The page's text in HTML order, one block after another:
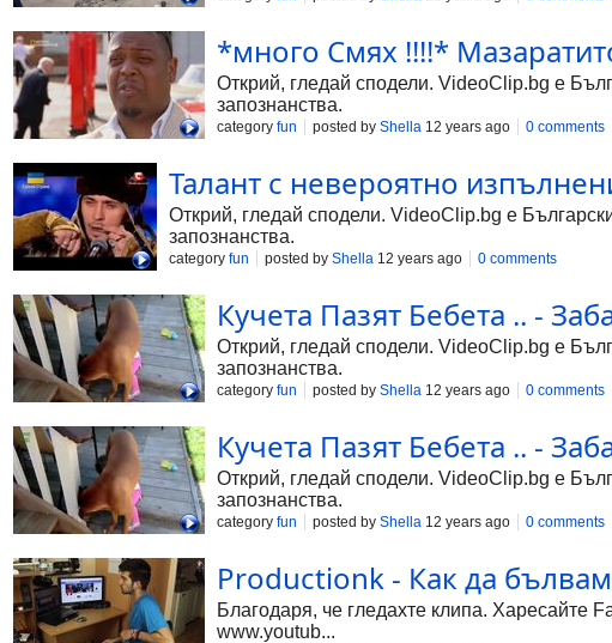
*много Смях !!!!*
Открий, гледай сподели. VideoClip.bg е
запознанства.
category fun posted by Shella 12 years ago 0 comments
Талант с невероятно
Открий, гледай сподели. VideoClip.bg е
запознанства.
category fun posted by Shella 12 years ago 0 comments
Кучета Пазят Бебета .. -
Открий, гледай сподели. VideoClip.bg е
запознанства.
category fun posted by Shella 12 years ago 0 comments
Кучета Пазят Бебета .. -
Открий, гледай сподели. VideoClip.bg е
запознанства.
category fun posted by Shella 12 years ago 0 comments
Productionk - Как да
Благодаря, че гледахте клипа. Харесайте
www.youtub...